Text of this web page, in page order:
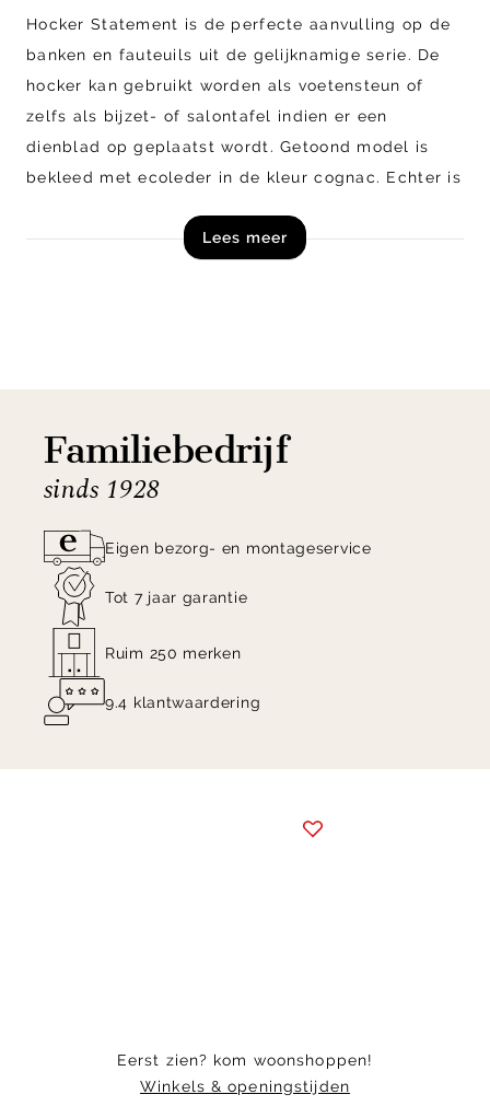
Hocker Statement is de perfecte aanvulling op de
banken en fauteuils uit de gelijknamige serie. De
hocker kan gebruikt worden als voetensteun of
zelfs als bijzet- of salontafel indien er een
dienblad op geplaatst wordt. Getoond model is
bekleed met ecoleder in de kleur cognac. Echter is
stofsoorten en kleuren, zoals suedine, bouclé en
Lees meer
Familiebedrijf
sinds 1928
Eigen bezorg- en montageservice
Tot 7 jaar garantie
Ruim 250 merken
9.4 klantwaardering
Eerst zien? kom woonshoppen!
Winkels & openingstijden